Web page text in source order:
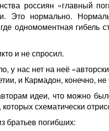
россиян «главный
Это нормально.
одномоментная гибель
и не спросил.
у нас нет на неё
и Кармадон, конечно,
идеи, что можно
схематически
братьев погибших: